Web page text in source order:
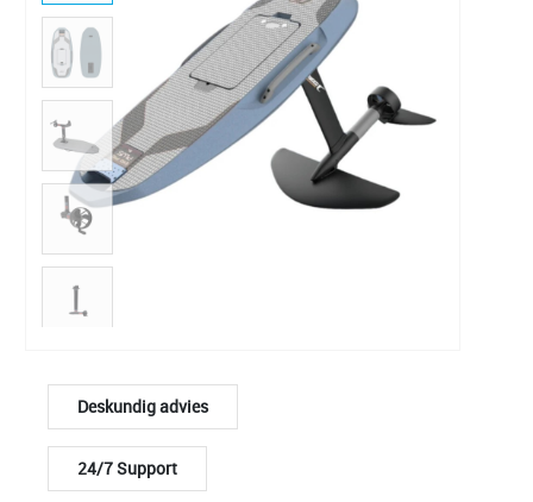
Deskundig advies
24/7 Support